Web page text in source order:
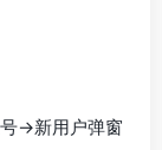
->新用户弹窗